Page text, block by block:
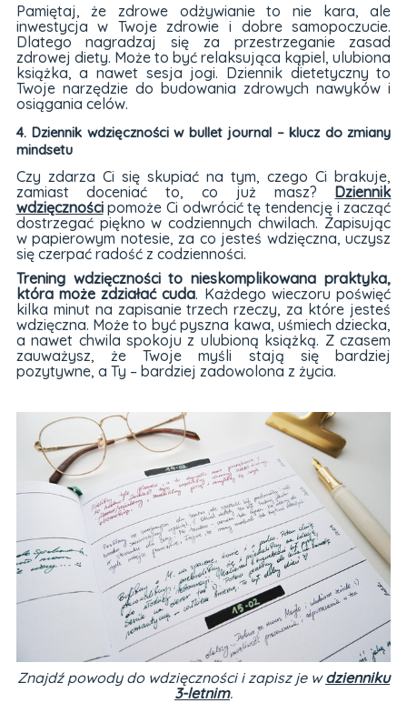
Pamiętaj, że zdrowe odżywianie to nie kara, ale
inwestycja w Twoje zdrowie i dobre samopoczucie.
Dlatego nagradzaj się za przestrzeganie zasad
zdrowej diety. Może to być relaksująca kąpiel, ulubiona
książka, a nawet sesja jogi. Dziennik dietetyczny to
Twoje narzędzie do budowania zdrowych nawyków i
osiągania celów.
4. Dziennik wdzięczności w bullet journal – klucz do zmiany
mindsetu
Czy zdarza Ci się skupiać na tym, czego Ci brakuje,
zamiast doceniać to, co już masz? Dziennik
wdzięcznościpomoże Ci odwrócić tę tendencję i zacząć
dostrzegać piękno w codziennych chwilach. Zapisując
w papierowym notesie, za co jesteś wdzięczna, uczysz
się czerpać radość z codzienności.
Trening wdzięczności to nieskomplikowana praktyka,
która może zdziałać cuda. Każdego wieczoru poświęć
kilka minut na zapisanie trzech rzeczy, za które jesteś
wdzięczna. Może to być pyszna kawa, uśmiech dziecka,
a nawet chwila spokoju z ulubioną książką. Z czasem
zauważysz, że Twoje myśli stają się bardziej
pozytywne, a Ty – bardziej zadowolona z życia.
Znajdź powody do wdzięczności i zapisz je wdzienniku
3-letnim.